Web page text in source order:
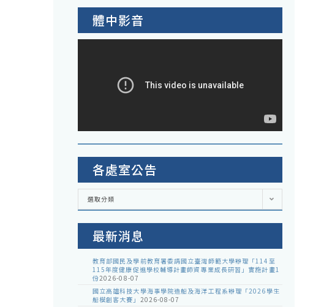
體中影音
各處室公告
各
室
選取分類
最新消息
教育部國民及學前教育署委請國立臺灣師範大學辦理「114至
115年度健康促進學校輔導計畫師資專業成長研習」實施計畫1
份2026-08-07
國立高雄科技大學海事學院造船及海洋工程系辦理「2026學生
船模創客大賽」 2026-08-07